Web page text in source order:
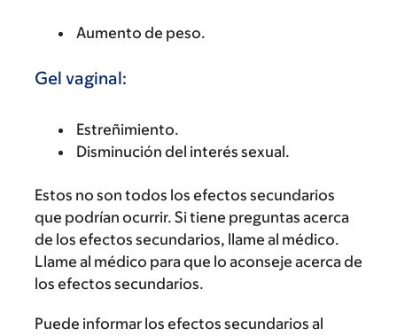
Aumento de peso.
Gel vaginal:
Estreñimiento.
Disminución del interés sexual.
Estos no son todos los efectos secundarios
que podrían ocurrir. Si tiene preguntas acerca
de los efectos secundarios, llame al médico.
Llame al médico para que lo aconseje acerca de
los efectos secundarios.
Puede informar los efectos secundarios al